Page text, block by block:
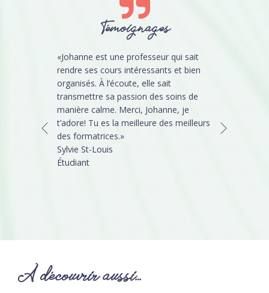
Témoignages
«Johanne est une professeur qui sait
rendre ses cours intéressants et bien
organisés. À l’écoute, elle sait
transmettre sa passion des soins de
manière calme. Merci, Johanne, je
t’adore! Tu es la meilleure des meilleurs
des formatrices.»
Sylvie St-Louis
Étudiant
À découvrir aussi…